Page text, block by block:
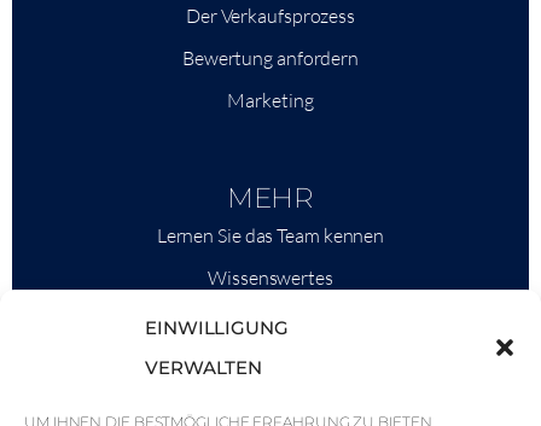
EINWILLIGUNG
VERWALTEN
UM IHNEN DIE BESTMÖGLICHE ERFAHRUNG ZU BIETEN,
Der Verkaufsprozess
Bewertung anfordern
Marketing
MEHR
Lernen Sie das Team kennen
Wissenswertes
Savills
Marktinformationen